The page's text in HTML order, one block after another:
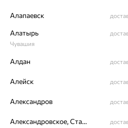
Алапаевск
Алатырь
Чувашия
Алдан
Алейск
Александров
Александровское, Ставропольский край